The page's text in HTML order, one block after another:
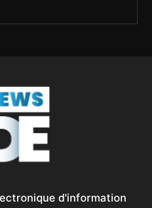
d'information